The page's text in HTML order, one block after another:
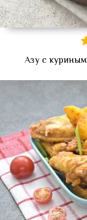
Азу с